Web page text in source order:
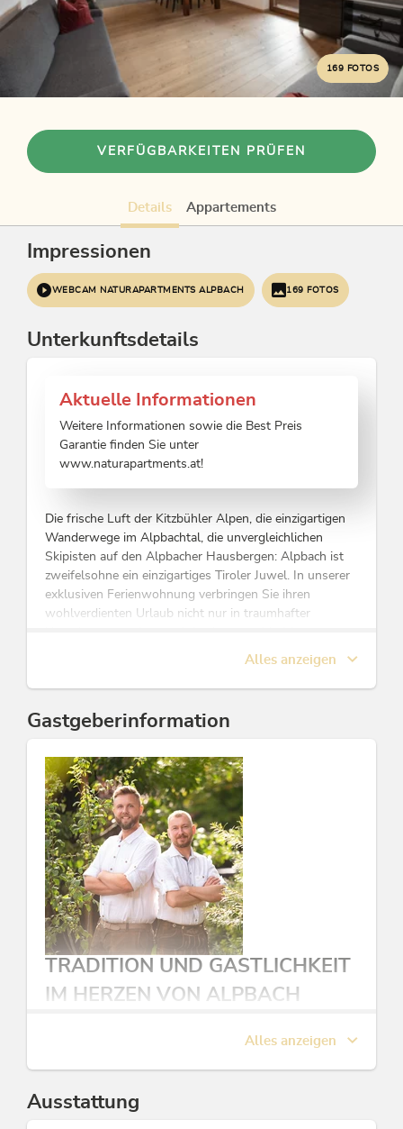
169 FOTOS
VERFÜGBARKEITEN PRÜFEN
Details Appartements
Impressionen
WEBCAM NATURAPARTMENTS ALPBACH 169 FOTOS
Unterkunftsdetails
Aktuelle Informationen
Weitere Informationen sowie die Best Preis
Garantie finden Sie unter
www.naturapartments.at!
Die frische Luft der Kitzbühler Alpen, die einzigartigen
Wanderwege im Alpbachtal, die unvergleichlichen
Skipisten auf den Alpbacher Hausbergen: Alpbach ist
zweifelsohne ein einzigartiges Tiroler Juwel. In unserer
exklusiven Ferienwohnung verbringen Sie ihren
wohlverdienten Urlaub nicht nur in traumhafter
Betrieb. Der respektierende Umgang mit Ressourcen
widerspiegelt sich nicht nur in biologischen Reinigungs-
und Waschmitteln, sondern auch im Selbstverständnis,
Planeten zu schützen. Grüner Strom, Solar-Kollektoren
Wärme soll ein nachhaltiges Reisen bei uns
selbstverständlich machen. Wir freuen uns auf alle
Gäste, die bei uns eine wundervolle Zeit verbringen
möchten.
Diese Unterkunft ist Mitglied von
Alpbachtal Card inklusive
Bio Hotels
Österreichisches Umweltzeichen
Alles anzeigen
Gastgeberinformation
TRADITION UND GASTLICHKEIT
IM HERZEN VON ALPBACH
Tiroler Alpen, wo Tradition auf Moderne und herzliche
sondern eine Familie, die sich leidenschaftlich darum
kümmert, dass jeder Moment Ihres Aufenthaltes
Alles anzeigen
Ausstattung